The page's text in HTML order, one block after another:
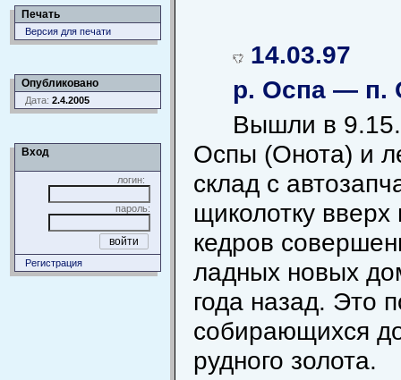
Печать
Версия для печати
Опубликовано
Дата: 2.4.2005
Вход
логин:
пароль:
Регистрация
14.03.97
р. Оспа — п.
Вышли в
Оспы (Онота) и
склад с
щиколотку
кедров
ладных новых
года назад. Это
собирающихся
рудного золота.